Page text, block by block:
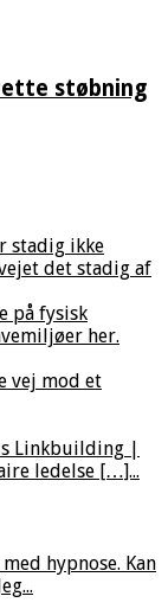
støbning
stadig ikke
det stadig af
på fysisk
her.
vej mod et
Linkbuilding |
ledelse […]...
hypnose. Kan